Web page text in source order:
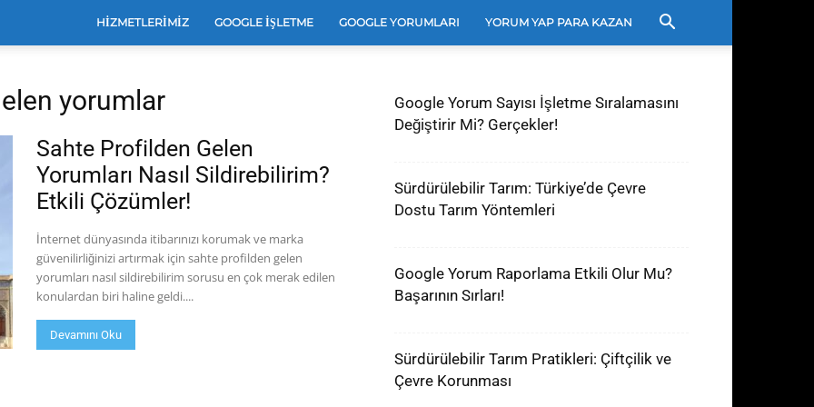
HIZMETLERIMIZ GOOGLE İŞLETME GOOGLE YORUMLARI YORUM YAP PARA KAZAN
yorumlar
Sahte Profilden Gelen
Yorumları Nasıl Sildirebilirim?
Etkili Çözümler!
İnternet dünyasında itibarınızı korumak ve marka
güvenilirliğinizi artırmak için sahte profilden gelen
yorumları nasıl sildirebilirim sorusu en çok merak edilen
konulardan biri haline geldi....
Devamını Oku
Google Yorum Sayısı İşletme Sıralamasını
Değiştirir Mi? Gerçekler!
Sürdürülebilir Tarım: Türkiye’de Çevre
Dostu Tarım Yöntemleri
Google Yorum Raporlama Etkili Olur Mu?
Başarının Sırları!
Sürdürülebilir Tarım Pratikleri: Çiftçilik ve
Çevre Korunması